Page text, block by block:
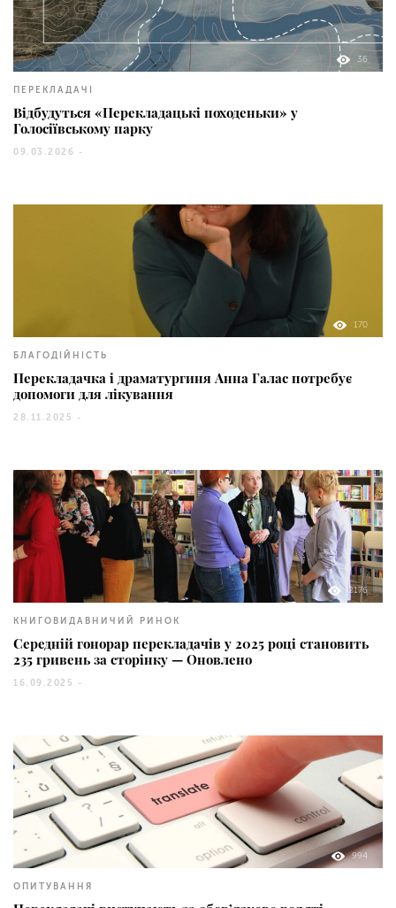
36
ПЕРЕКЛАДАЧІ
Відбудуться «Перекладацькі походеньки» у
Голосіївському парку
09.03.2026 -
170
БЛАГОДІЙНІСТЬ
Перекладачка і драматургиня Анна Галас потребує
допомоги для лікування
28.11.2025 -
2176
КНИГОВИДАВНИЧИЙ РИНОК
Середній гонорар перекладачів у 2025 році становить
235 гривень за сторінку — Оновлено
16.09.2025 -
994
ОПИТУВАННЯ